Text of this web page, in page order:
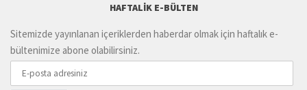
HAFTALIK E-BÜLTEN
Sitemizde yayınlanan içeriklerden haberdar olmak için haftalık e-
bültenimize abone olabilirsiniz.